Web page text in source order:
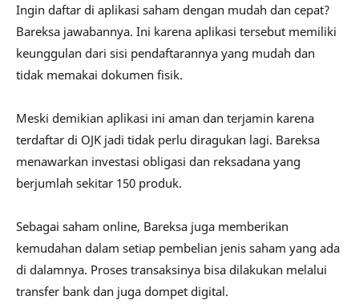
Ingin daftar di aplikasi saham dengan mudah dan cepat?
Bareksa jawabannya. Ini karena aplikasi tersebut memiliki
keunggulan dari sisi pendaftarannya yang mudah dan
tidak memakai dokumen fisik.
Meski demikian aplikasi ini aman dan terjamin karena
terdaftar di OJK jadi tidak perlu diragukan lagi. Bareksa
menawarkan investasi obligasi dan reksadana yang
berjumlah sekitar 150 produk.
Sebagai saham online, Bareksa juga memberikan
kemudahan dalam setiap pembelian jenis saham yang ada
di dalamnya. Proses transaksinya bisa dilakukan melalui
transfer bank dan juga dompet digital.